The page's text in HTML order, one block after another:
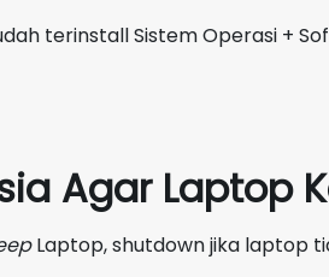
terinstall Sistem Operasi +
Agar Laptop
Laptop, shutdown jika laptop